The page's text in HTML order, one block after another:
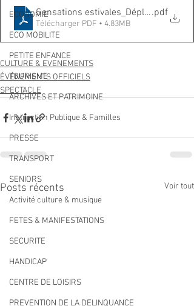
ECONOMIE
ECO MOBILITE
PETITE ENFANCE
TOURISME
ARCHIVES ET PATRIMOINE
Instruction Publique & Familles
PRESSE
TRANSPORT
SENIORS
Activité culture & musique
FETES & MANIFESTATIONS
SECURITE
HANDICAP
CENTRE DE LOISIRS
PREVENTION DE LA DELINQUANCE
Sensations .pdf
Télécharger PDF • 4.83MB
CULTURE & EVENEMENTS
ÉVÉNEMENTS OFFICIELS
SPECTACLE
Posts récents Voir tout